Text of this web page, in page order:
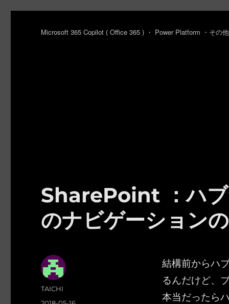
Microsoft 365 Copilot ( Office 365 ) ・ Power Platform ・その
SharePoint ：ハ
のナビゲーション
結構前からハ
るんだけど、
本当だったら
投
稿
TAICHI
投